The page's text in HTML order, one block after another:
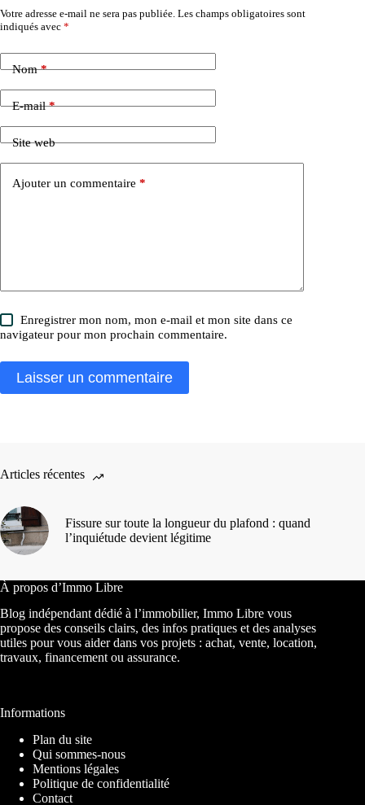
Votre adresse e-mail ne sera pas publiée. Les champs obligatoires sont
indiqués avec *
Nom*
E-mail*
Site web
Ajouter un commentaire *
Enregistrer mon nom, mon e-mail et mon site dans ce
navigateur pour mon prochain commentaire.
Laisser un commentaire
Articles récentes
Fissure sur toute la longueur du plafond : quand
l’inquiétude devient légitime
À propos d’Immo Libre
Blog indépendant dédié à l’immobilier, Immo Libre vous
propose des conseils clairs, des infos pratiques et des analyses
utiles pour vous aider dans vos projets : achat, vente, location,
travaux, financement ou assurance.
Informations
Plan du site
Qui sommes-nous
Mentions légales
Politique de confidentialité
Contact